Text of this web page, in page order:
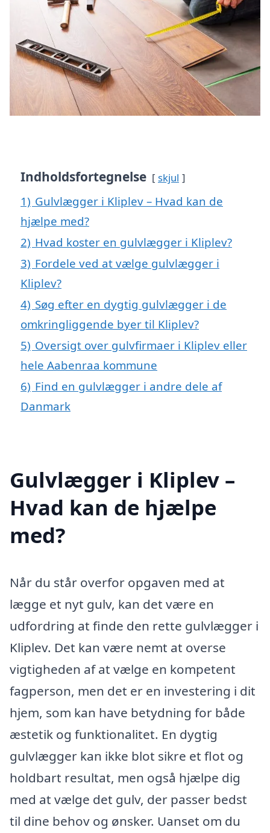
Indholdsfortegnelse skjul
1) Gulvlægger i Kliplev – Hvad kan de
hjælpe med?
2) Hvad koster en gulvlægger i Kliplev?
3) Fordele ved at vælge gulvlægger i
Kliplev?
4) Søg efter en dygtig gulvlægger i de
omkringliggende byer til Kliplev?
5) Oversigt over gulvfirmaer i Kliplev eller
hele Aabenraa kommune
6) Find en gulvlægger i andre dele af
Danmark
Gulvlægger i Kliplev –
Hvad kan de hjælpe
med?
Når du står overfor opgaven med at
lægge et nyt gulv, kan det være en
udfordring at finde den rette gulvlægger i
Kliplev. Det kan være nemt at overse
vigtigheden af at vælge en kompetent
fagperson, men det er en investering i dit
hjem, som kan have betydning for både
æstetik og funktionalitet. En dygtig
gulvlægger kan ikke blot sikre et flot og
holdbart resultat, men også hjælpe dig
med at vælge det gulv, der passer bedst
til dine behov og ønsker. Uanset om du